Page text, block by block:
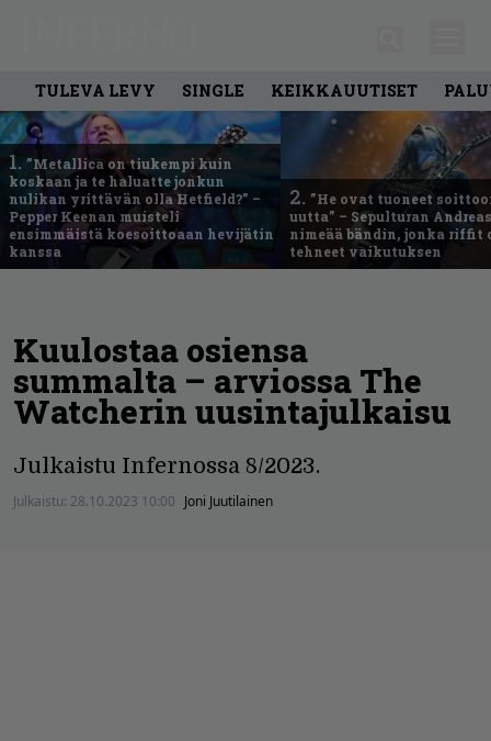
TULEVA LEVY SINGLE KEIKKAUUTISET
1. ”Metallica on tiukempi kuin
koskaan ja te haluatte jonkun
nulikan yrittävän olla Hetfield?” –
Pepper Keenan muisteli
ensimmäistä koesoittoaan hevijätin
kanssa
2. ”He ovat tuoneet
uutta” – Sepulturan
nimeää bändin, jonka riffit
tehneet vaikutuksen
Kuulostaa osiensa
summalta – arviossa The
Watcherin uusintajulkaisu
Julkaistu Infernossa 8/2023.
Julkaistu: 28.10.2023 10:00 Joni Juutilainen